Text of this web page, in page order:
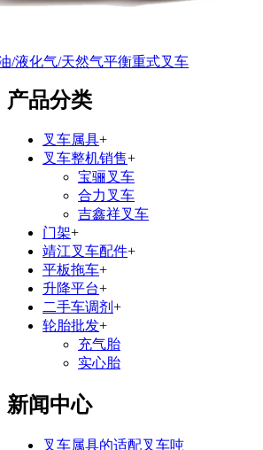
/液化气/天然气平衡重式叉车
产品分类
叉车属具+
叉车整机销售+
宝骊叉车
合力叉车
吉鑫祥叉车
门架+
靖江叉车配件+
平板拖车+
升降平台+
二手车调剂 +
轮胎批发+
充气胎
实心胎
新闻中心
叉车属具的适配叉车吨